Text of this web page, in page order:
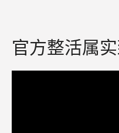
官方整活属